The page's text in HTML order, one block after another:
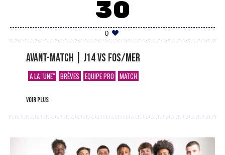
30
0
Avant-match | J14 vs Fos/Mer
A LA "UNE" BRÈVES EQUIPE PRO MATCH
voir plus